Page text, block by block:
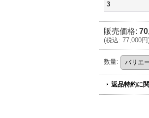
3
販売価格:
(税込: 77,000円
数量:
返品特約に